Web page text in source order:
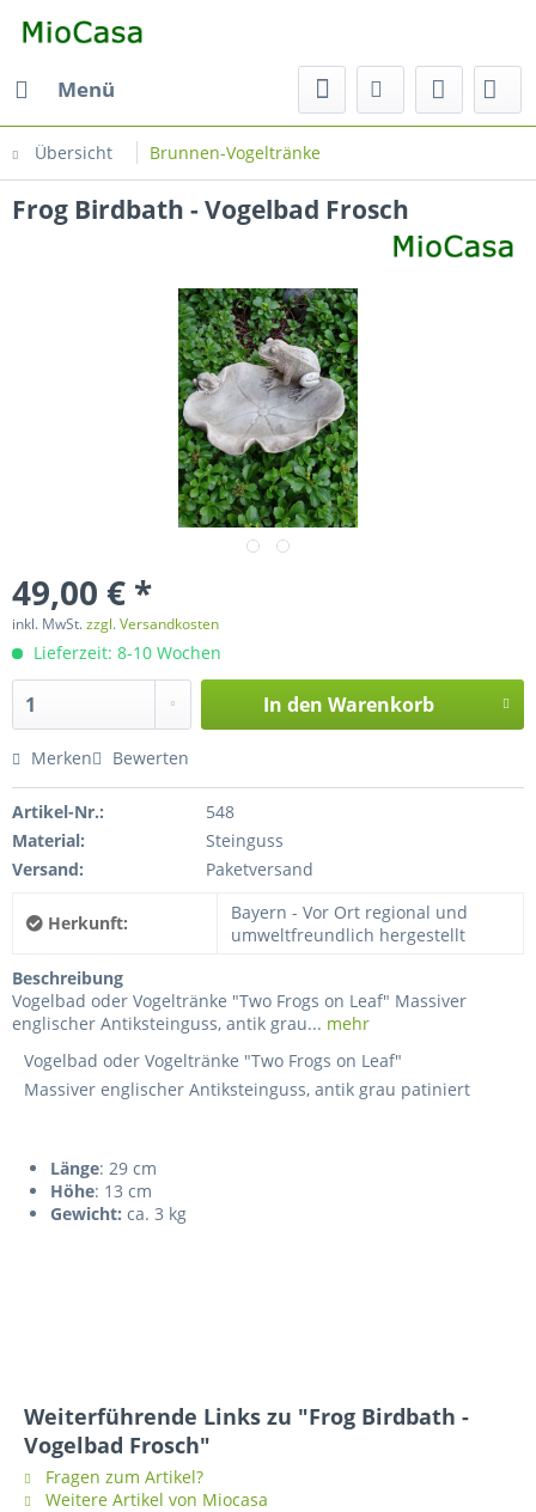
Menü
Übersicht Brunnen-Vogeltränke
Frog Birdbath - Vogelbad Frosch
49,00 € *
inkl. MwSt.zzgl. Versandkosten
Lieferzeit: 8-10 Wochen
In den Warenkorb
Merken Bewerten
Artikel-Nr.:
548
Material:
Steinguss
Versand:
Paketversand
Herkunft:
Bayern - Vor Ort regional und
umweltfreundlich hergestellt
Beschreibung
Vogelbad oder Vogeltränke "Two Frogs on Leaf" Massiver
englischer Antiksteinguss, antik grau... mehr
Vogelbad oder Vogeltränke "Two Frogs on Leaf"
Massiver englischer Antiksteinguss, antik grau patiniert
Länge: 29 cm
Höhe: 13 cm
Gewicht: ca. 3 kg
Weiterführende Links zu "Frog Birdbath -
Vogelbad Frosch"
Fragen zum Artikel?
Weitere Artikel von Miocasa